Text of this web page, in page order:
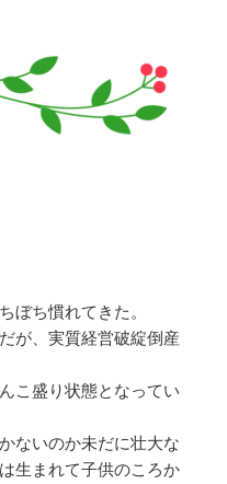
ぼち慣れてきた。
が、実質経営破綻倒産
こ盛り状態となってい
ないのか未だに壮大な
生まれて子供のころか